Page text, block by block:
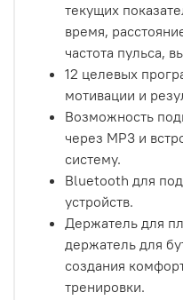
текущих
время,
частота пульса,
12 целевых
мотивации и
Возможность
через MP3 и
систему.
Bluetooth для
устройств.
Держатель для
держатель для
создания
тренировки.